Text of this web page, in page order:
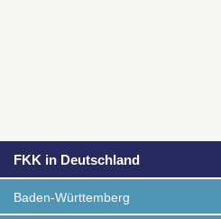
FKK in Deutschland
Baden-Württemberg